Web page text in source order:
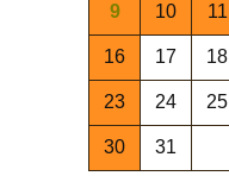
9 10 11
16 17 18
23 24 25
30 31